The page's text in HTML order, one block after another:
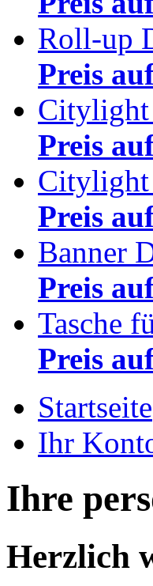
Roll-up
Preis
Citylight
Preis
Citylight
Preis
Banner
Preis
Tasche
Preis
Startseite
Ihr
Ihre
Herzlich